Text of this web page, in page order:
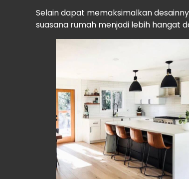
Selain dapat memaksimalkan
suasana rumah menjadi lebih hangat